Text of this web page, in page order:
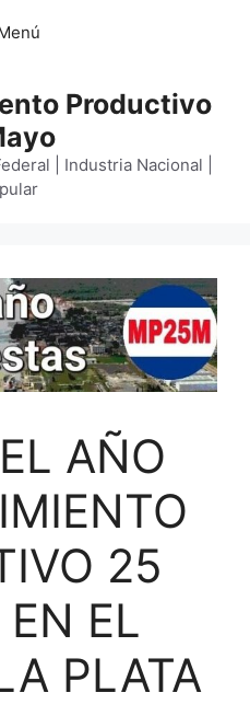
Productivo
| Industria Nacional |
AÑO
25
EL
PLATA